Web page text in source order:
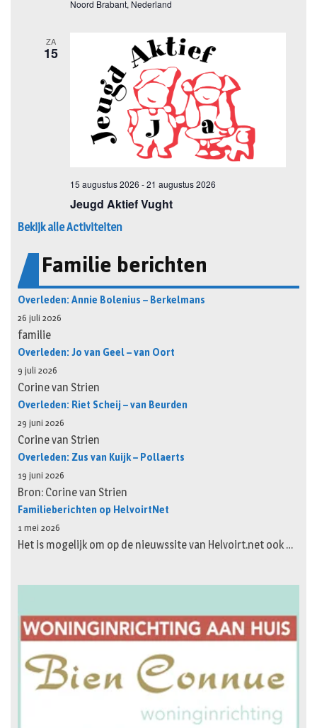
Bekijk alle Activiteiten
Familie berichten
Overleden: Annie Bolenius – Berkelmans
26 juli 2026
familie
Overleden: Jo van Geel – van Oort
9 juli 2026
Corine van Strien
Overleden: Riet Scheij – van Beurden
29 juni 2026
Corine van Strien
Overleden: Zus van Kuijk – Pollaerts
19 juni 2026
Bron: Corine van Strien
Familieberichten op HelvoirtNet
1 mei 2026
Het is mogelijk om op de nieuwssite van Helvoirt.net ook …